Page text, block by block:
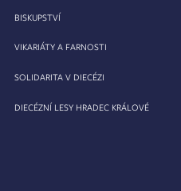
BISKUPSTVÍ
VIKARIÁTY A FARNOSTI
SOLIDARITA V DIECÉZI
DIECÉZNÍ LESY HRADEC KRÁLOVÉ